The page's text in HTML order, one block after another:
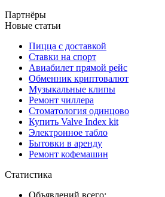
Партнёры
Новые статьи
Пицца с доставкой
Ставки на спорт
Авиабилет прямой рейс
Обменник криптовалют
Музыкальные клипы
Ремонт чиллера
Стоматология одинцово
Купить Valve Index kit
Электронное табло
Бытовки в аренду
Ремонт кофемашин
Статистика
Объявлений всего: